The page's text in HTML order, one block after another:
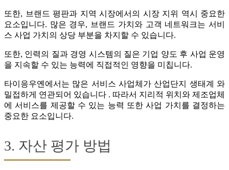
또한, 브랜드 평판과 지역 시장에서의 시장 지위 역시 중요한
요소입니다. 많은 경우, 브랜드 가치와 고객 네트워크는 서비
스 사업 가치의 상당 부분을 차지할 수 있습니다.
또한, 인력의 질과 경영 시스템의 질은 기업 양도 후 사업 운영
을 지속할 수 있는 능력에 직접적인 영향을 미칩니다.
타이응우옌에서는 많은 서비스 사업체가 산업단지 생태계 와
밀접하게 연관되어 있습니다 . 따라서 지리적 위치와 제조업체
에 서비스를 제공할 수 있는 능력 또한 사업 가치를 결정하는
중요한 요소입니다.
3. 자산 평가 방법